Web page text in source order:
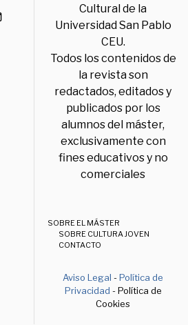
Cultural de la
Universidad San Pablo
CEU.
Todos los contenidos de
la revista son
redactados, editados y
publicados por los
alumnos del máster,
exclusivamente con
fines educativos y no
comerciales
SOBRE EL MÁSTER
SOBRE CULTURA JOVEN
CONTACTO
Aviso Legal -Política de
Privacidad - Política de
Cookies